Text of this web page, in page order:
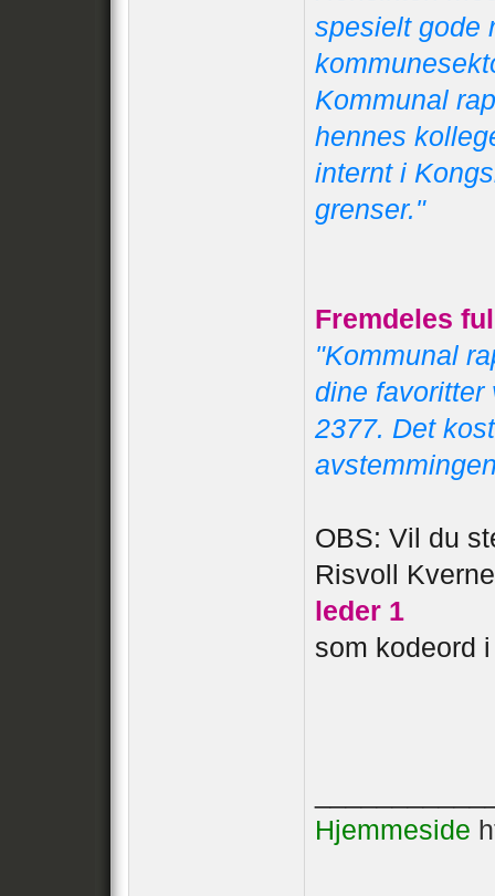
spesielt gode
Kommunal
hennes
internt i
grenser."
Fremdeles
"Kommunal
dine favoritter
2377. Det
OBS: Vil du
Risvoll
leder 1
som kodeord
Hjemmeside